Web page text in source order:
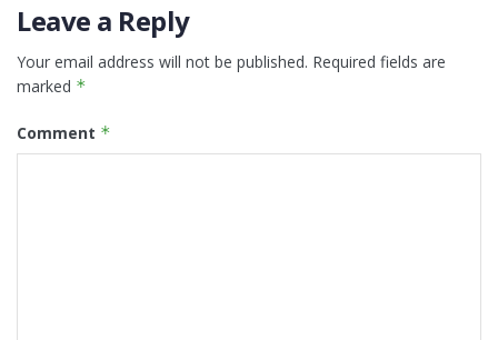
Leave a Reply
Your email address will not be published. Required fields are
marked *
Comment *